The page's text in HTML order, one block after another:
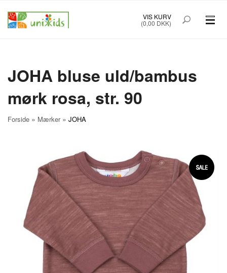
VIS KURV
(0,00 DKK)
BØRNETØJ STR. 50-92
BABYUDSTYR
TILBUD
FORSIDE OM UNIK KIDS
KØBSINFO INFO
FOREDRAG NYHEDSBREV
JOHA bluse uld/bambus
mørk rosa, str. 90
Forside » Mærker» JOHA